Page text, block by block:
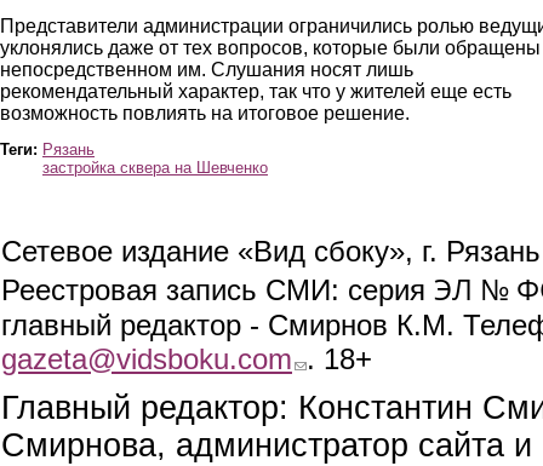
Представители администрации ограничились ролью
уклонялись даже от тех вопросов, которые были обращены
непосредственном им. Слушания носят лишь
рекомендательный характер, так что у жителей еще есть
возможность повлиять на итоговое решение.
Теги: Рязань
застройка сквера на Шевченко
Сетевое издание «Вид сбоку», г.
Реестровая запись СМИ: серия ЭЛ №
главный редактор - Смирнов К.М.
gazeta@vidsboku.com (link sends e-mail)
. 18+
Главный редактор: Константин
Смирнова, администратор сайта